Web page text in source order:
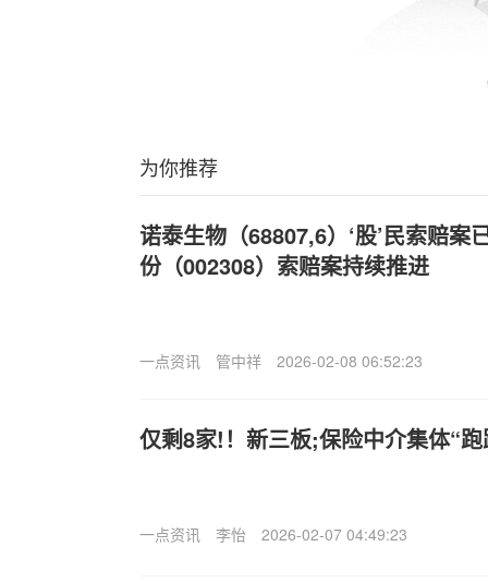
为你推荐
诺泰生物（68807,6）‘股’民索赔案
份（002308）索赔案持续推进
一点资讯 管中祥 2026-02-08 06:52:23
仅剩8家!！新三板;保险中介集体“跑
一点资讯 李怡 2026-02-07 04:49:23